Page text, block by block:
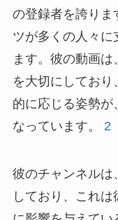
の登録者を誇りま
ツが多くの人々に
ます。彼の動画
を大切にしてお
的に応じる姿勢が
なっています。 2
彼のチャンネルは
しており、これ